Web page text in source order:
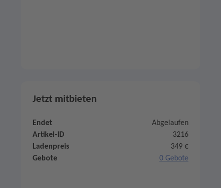
Jetzt mitbieten
Endet
Abgelaufen
Artikel-ID
3216
Ladenpreis
349 €
Gebote
0 Gebote